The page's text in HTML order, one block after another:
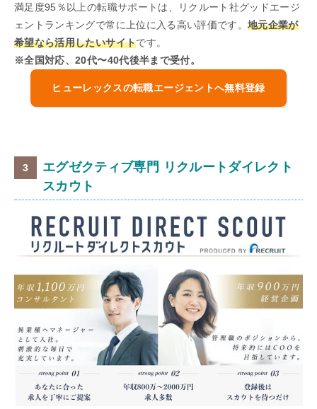
満足度95％以上の転職サポートは、リクルート社グッドエージ
ェントランキングで常に上位に入る高い評価です。地元企業が
希望なら活用したいサイトです。
※全国対応、20代〜40代後半まで受付。
ヒューレックスの転職エージェントへ無料登録
エグゼクティブ専門 リクルートダイレクト
スカウト